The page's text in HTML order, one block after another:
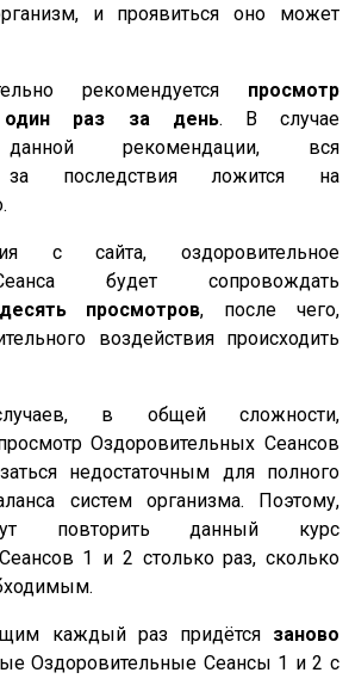
и проявиться оно может
рекомендуется просмотр
один раз за день. В случае
данной рекомендации, вся
за последствия ложится на
с сайта, оздоровительное
будет сопровождать
просмотров, после чего,
воздействия происходить
в общей сложности,
Оздоровительных Сеансов
недостаточным для полного
систем организма. Поэтому,
повторить данный курс
1 и 2 столько раз, сколько
каждый раз придётся заново
Оздоровительные Сеансы 1 и 2 с